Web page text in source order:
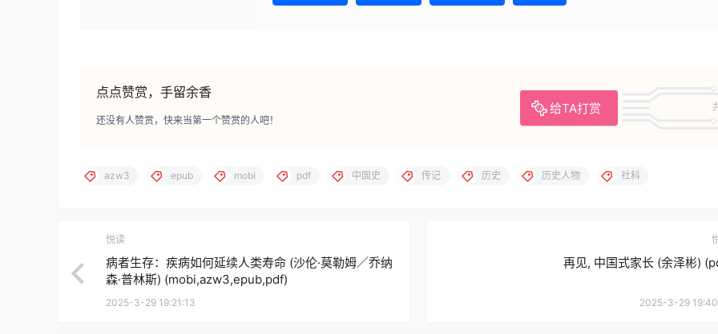
点点赞赏，手留余香
给TA打赏
还没有人赞赏，快来当第一个赞赏的人吧！
azw3 epub mobi pdf 中国史 传记 历史 历史人物 社科
悦读
病者生存：疾病如何延续人类寿命 (沙伦·莫勒姆／乔纳
森·普林斯) (mobi,azw3,epub,pdf)
2025-3-29 19:21:13
再见, 中国式家长 (余泽彬)
2025-3-29